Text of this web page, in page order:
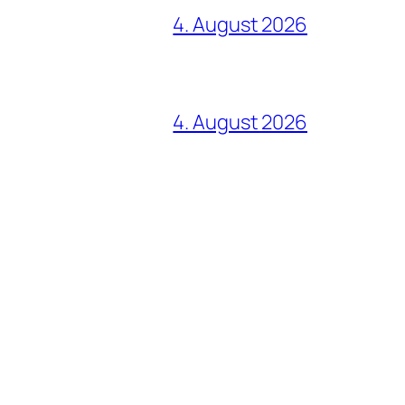
4. August 2026
4. August 2026